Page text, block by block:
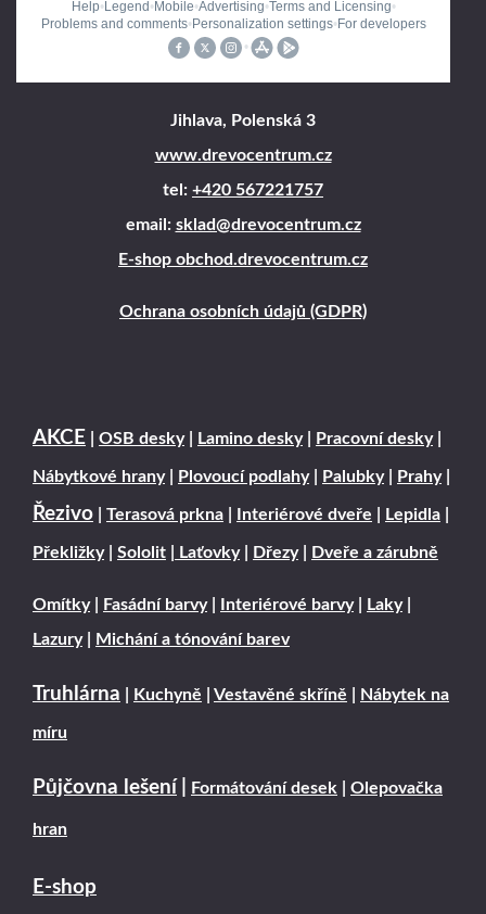
Jihlava, Polenská 3
www.drevocentrum.cz
tel: +420 567221757
email: sklad@drevocentrum.cz
E-shop obchod.drevocentrum.cz
Ochrana osobních údajů (GDPR)
AKCE OSB desky| Lamino desky| Pracovní desky|
Nábytkové hrany| Plovoucí podlahy| Palubky| Prahy|
Řezivo Terasová prkna Interiérové dveře Lepidla
Překližky| Sololit Laťovky| Dřezy| Dveře a zárubně
Omítky| Fasádní barvy| Interiérové barvy| Laky|
Lazury| Michání a tónování barev
Truhlárna Kuchyně Vestavěné skříně Nábytek na
míru
Půjčovna lešení Formátování desek Olepovačka
hran
E-shop